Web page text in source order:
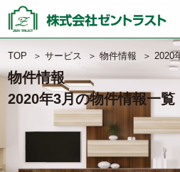
TOP ＞ サービス ＞ 物件情報 ＞ 2020
物件情報
2020年3月の物件情報一覧